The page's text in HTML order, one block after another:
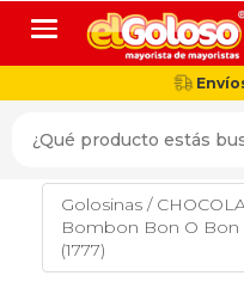
Toggle navigation
Golosinas /
Bombon Bon O Bon
(1777)